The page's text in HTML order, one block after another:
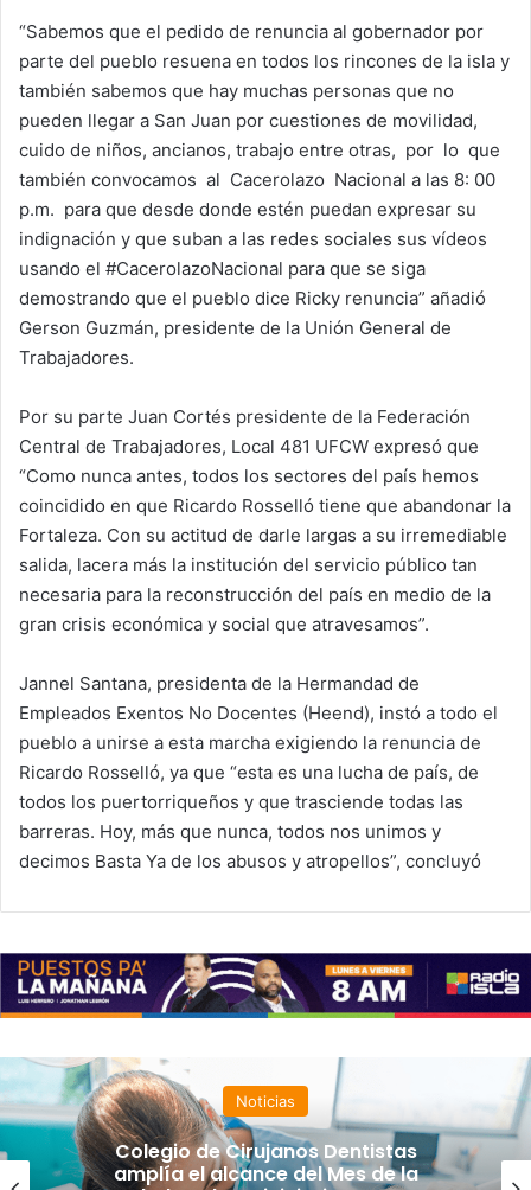
“Sabemos que el pedido de renuncia al gobernador por
parte del pueblo resuena en todos los rincones de la isla y
también sabemos que hay muchas personas que no
pueden llegar a San Juan por cuestiones de movilidad,
cuido de niños, ancianos, trabajo entre otras, por lo que
también convocamos al Cacerolazo Nacional a las 8: 00
p.m. para que desde donde estén puedan expresar su
indignación y que suban a las redes sociales sus vídeos
usando el #CacerolazoNacional para que se siga
demostrando que el pueblo dice Ricky renuncia” añadió
Gerson Guzmán, presidente de la Unión General de
Trabajadores.
Por su parte Juan Cortés presidente de la Federación
Central de Trabajadores, Local 481 UFCW expresó que
“Como nunca antes, todos los sectores del país hemos
coincidido en que Ricardo Rosselló tiene que abandonar la
Fortaleza. Con su actitud de darle largas a su irremediable
salida, lacera más la institución del servicio público tan
necesaria para la reconstrucción del país en medio de la
gran crisis económica y social que atravesamos”.
Jannel Santana, presidenta de la Hermandad de
Empleados Exentos No Docentes (Heend), instó a todo el
pueblo a unirse a esta marcha exigiendo la renuncia de
Ricardo Rosselló, ya que “esta es una lucha de país, de
todos los puertorriqueños y que trasciende todas las
barreras. Hoy, más que nunca, todos nos unimos y
decimos Basta Ya de los abusos y atropellos”, concluyó
Noticias
Colegio de Cirujanos Dentistas
amplía el alcance del Mes de la